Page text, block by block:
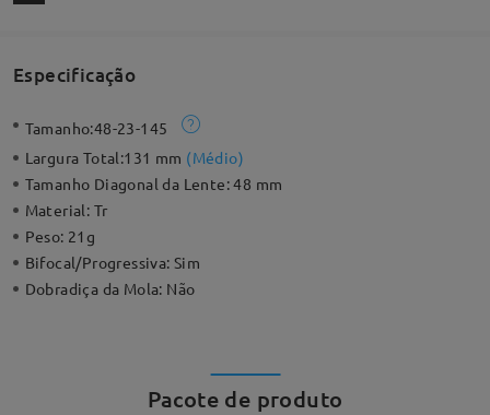
Especificação
Tamanho:48-23-145
Largura Total:131 mm (Médio)
Tamanho Diagonal da Lente:48 mm
Material: Tr
Peso: 21g
Bifocal/Progressiva:Sim
Dobradiça da Mola: Não
Pacote de produto